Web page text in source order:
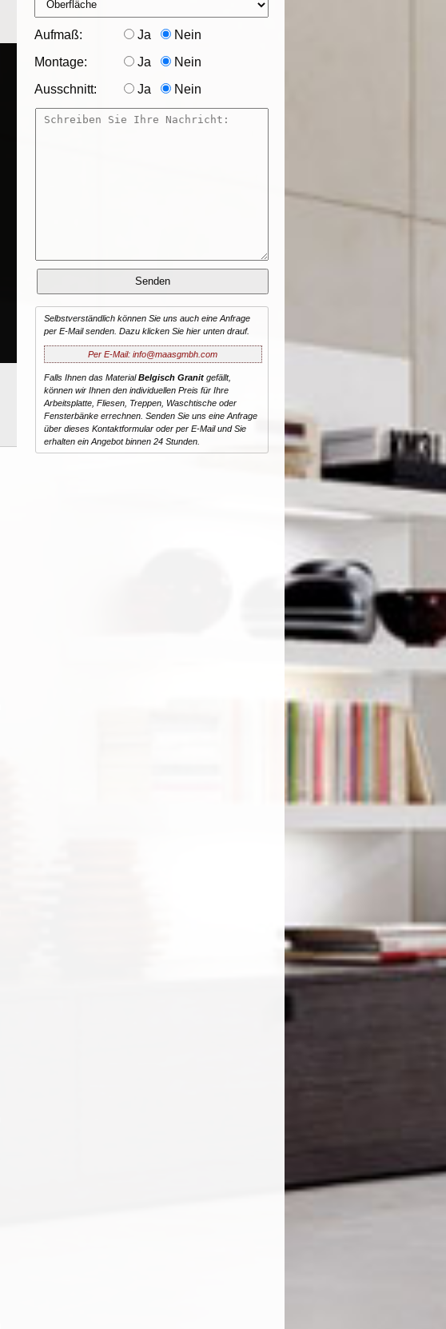
Aufmaß: Ja Nein
Montage: Ja Nein
Ausschnitt: Ja Nein
Selbstverständlich können Sie uns auch eine Anfrage
per E-Mail senden. Dazu klicken Sie hier unten drauf.
Per E-Mail: info@maasgmbh.com
Falls Ihnen das MaterialBelgisch Granitgefällt,
können wir Ihnen den individuellen Preis für Ihre
Arbeitsplatte, Fliesen, Treppen, Waschtische oder
Fensterbänke errechnen. Senden Sie uns eine Anfrage
über dieses Kontaktformular oder per E-Mail und Sie
erhalten ein Angebot binnen 24 Stunden.